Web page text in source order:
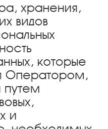
хранения,
видов
которые
Оператором,
путем
и